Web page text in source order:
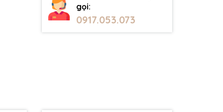
gọi:
0917.053.073